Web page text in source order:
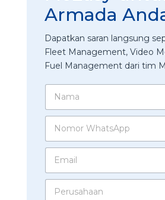
Armada
Dapatkan saran langsung
Fleet Management, Video
Fuel Management dari tim
N
m
N
m
W
E
a
*
P